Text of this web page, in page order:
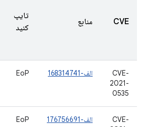
CVE منابع
تایپ
کنید
CVE-
2021-
0535
الف-168314741 EoP
CVE-
الف-176756691 EoP